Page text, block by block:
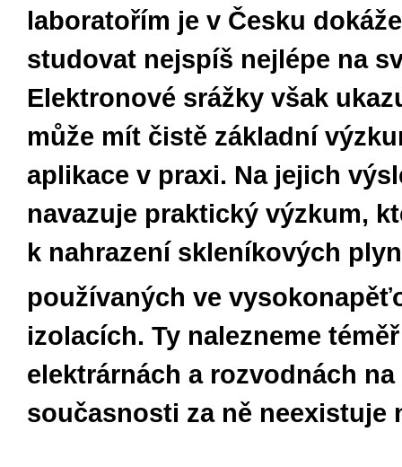
laboratořím je v Česku
studovat nejspíš nejlépe na
Elektronové srážky však
může mít čistě základní
aplikace v praxi. Na jejich
navazuje praktický výzkum,
k nahrazení skleníkových
používaných ve
izolacích. Ty nalezneme
elektrárnách a rozvodnách na
současnosti za ně neexistuje